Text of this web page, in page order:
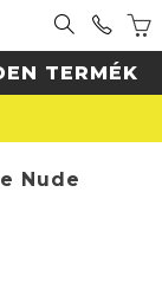
TERMÉK
Nude